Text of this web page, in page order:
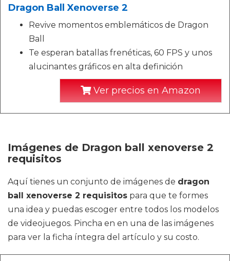
Dragon Ball Xenoverse 2
Revive momentos emblemáticos de Dragon
Ball
Te esperan batallas frenéticas, 60 FPS y unos
alucinantes gráficos en alta definición
Ver precios en Amazon
Imágenes de Dragon ball xenoverse 2
requisitos
Aquí tienes un conjunto de imágenes de dragon
ball xenoverse 2 requisitos para que te formes
una idea y puedas escoger entre todos los modelos
de videojuegos. Pincha en en una de las imágenes
para ver la ficha íntegra del artículo y su costo.